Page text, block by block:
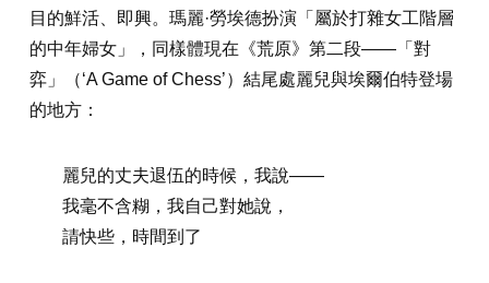
目的鮮活、即興。瑪麗·勞埃德扮演「屬於打雜女工階層
的中年婦女」，同樣體現在《荒原》第二段——「對
弈」（‘A Game of Chess’）結尾處麗兒與埃爾伯特登場
的地方：
麗兒的丈夫退伍的時候，我說——
我毫不含糊，我自己對她說，
請快些，時間到了